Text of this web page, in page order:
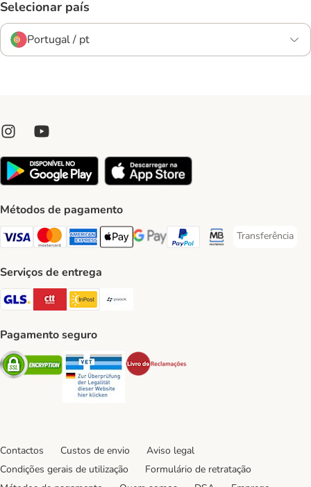
Selecionar país
Portugal / pt
Métodos de pagamento
Visa Payment Method
Mastercard Payment Method
American Express Payment Method
Apple Pay Payment Method
Google Pay Payment Method
PayPal Payment Method
Multibanco Payment
Transferência
Transferência
Serviços de entrega
GLS Shipping Method
CTTExpress Shipping Method
InPost Shipping Method
Pagamento seguro
Security Security
Contactos Custos de envio
Aviso legal
Condições gerais de utilização
Formulário de retratação